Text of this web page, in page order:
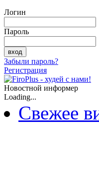
Логин
Пароль
Забыли пароль?
Регистрация
Новостной информер
Loading...
Свежее